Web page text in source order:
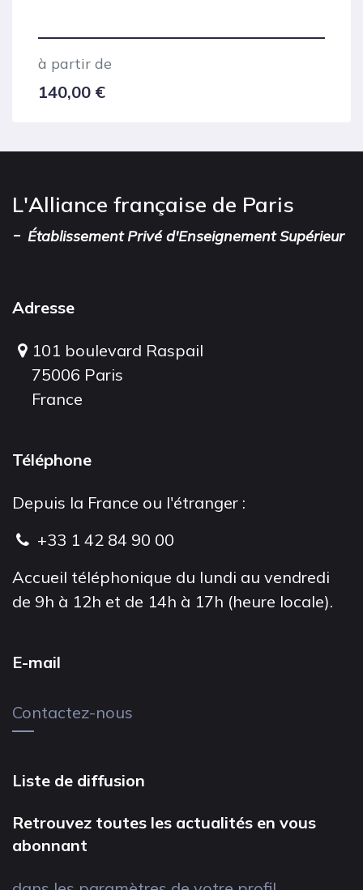
à partir de
140,00 €
L'Alliance française de Paris
- Établissement Privé d'Enseignement Supérieur
Adresse
101 boulevard Raspail
75006 Paris
France
Téléphone
Depuis la France ou l'étranger :
+33 1 42 84 90 00
Accueil téléphonique du lundi au vendredi
de 9h à 12h et de 14h à 17h (heure locale).
E-mail
Contactez-nous
Liste de diffusion
Retrouvez toutes les actualités en vous
abonnant